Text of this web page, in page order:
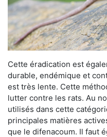
Cette éradication est
durable, endémique et
est très lente. Cette
lutter contre les rats. Au
utilisés dans cette
principales matières
que le difenacoum. Il faut